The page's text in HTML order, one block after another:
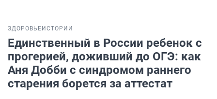
ЗДОРОВЬЕ ИСТОРИИ
Единственный в России ребенок с
прогерией, доживший до ОГЭ: как
Аня Добби с синдромом раннего
старения борется за аттестат